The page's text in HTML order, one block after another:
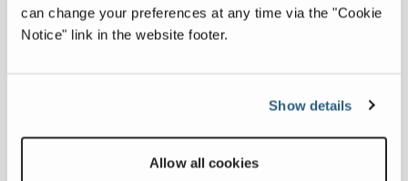
can change your preferences at any time via the "Cookie
Notice" link in the website footer.
Show details
Allow all cookies
Si está interesado en convertirse en
Realizar consulta al concesionario